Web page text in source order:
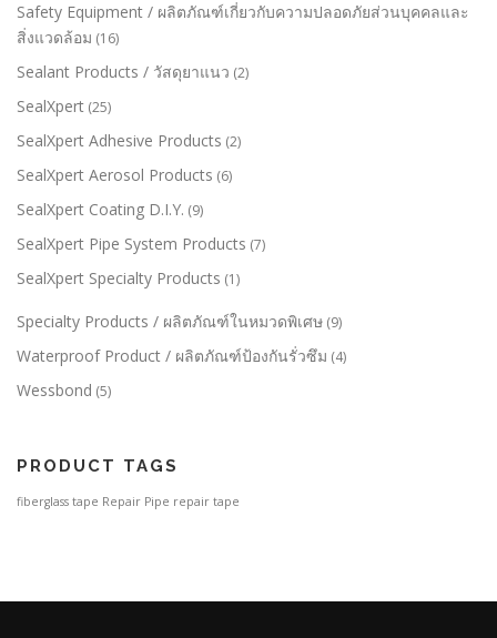
Safety Equipment / ผลิตภัณฑ์เกี่ยวกับความปลอดภัยส่วนบุคคลและ
สิ่งแวดล้อม (16)
Sealant Products / วัสดุยาแนว (2)
SealXpert (25)
SealXpert Adhesive Products (2)
SealXpert Aerosol Products (6)
SealXpert Coating D.I.Y. (9)
SealXpert Pipe System Products (7)
SealXpert Specialty Products (1)
Specialty Products / ผลิตภัณฑ์ในหมวดพิเศษ (9)
Waterproof Product / ผลิตภัณฑ์ป้องกันรั่วซึม (4)
Wessbond (5)
PRODUCT TAGS
fiberglass tape Repair Pipe repair tape